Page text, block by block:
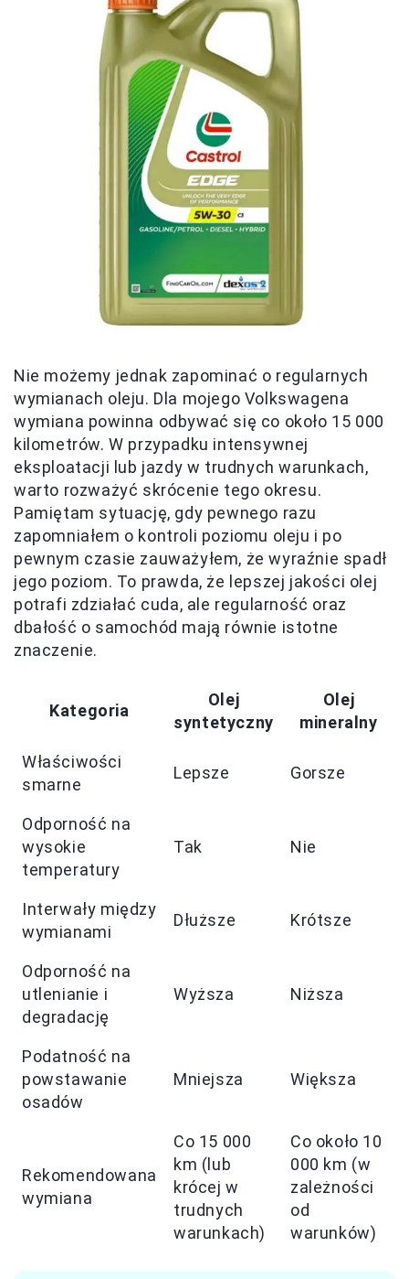
Nie możemy jednak zapominać o regularnych
wymianach oleju. Dla mojego Volkswagena
wymiana powinna odbywać się co około 15 000
kilometrów. W przypadku intensywnej
eksploatacji lub jazdy w trudnych warunkach,
warto rozważyć skrócenie tego okresu.
Pamiętam sytuację, gdy pewnego razu
zapomniałem o kontroli poziomu oleju i po
pewnym czasie zauważyłem, że wyraźnie spadł
jego poziom. To prawda, że lepszej jakości olej
potrafi zdziałać cuda, ale regularność oraz
dbałość o samochód mają równie istotne
znaczenie.
Kategoria
Olej
syntetyczny
Olej
mineralny
Właściwości
smarne
Lepsze Gorsze
Odporność na
wysokie
temperatury
Tak Nie
Interwały między
wymianami
Dłuższe Krótsze
Odporność na
utlenianie i
degradację
Wyższa Niższa
Podatność na
powstawanie
osadów
Mniejsza Większa
Rekomendowana
wymiana
Co 15 000
km (lub
krócej w
trudnych
warunkach)
Co około 10
000 km (w
zależności
od
warunków)